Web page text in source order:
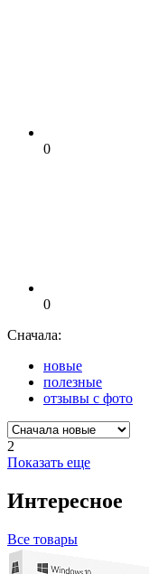
0
0
Сначала:
новые
полезные
отзывы с фото
2
Показать еще
Интересное
Все товары